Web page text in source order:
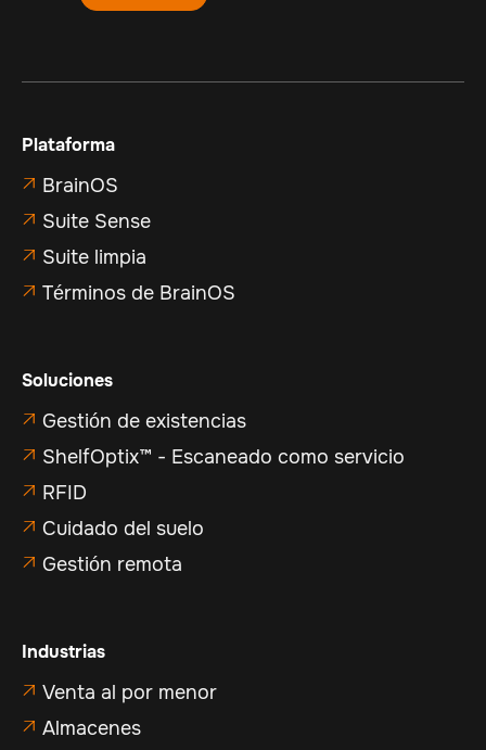
Plataforma
 BrainOS
 Suite Sense
 Suite limpia
 Términos de BrainOS
Soluciones
 Gestión de existencias
 ShelfOptix™ - Escaneado como servicio
 RFID
 Cuidado del suelo
 Gestión remota
Industrias
 Venta al por menor
 Almacenes